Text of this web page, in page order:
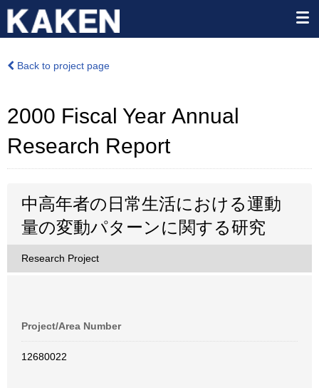
Back to project page
2000 Fiscal Year Annual
Research Report
中高年者の日常生活における運動
量の変動パターンに関する研究
Research Project
Project/Area Number
12680022